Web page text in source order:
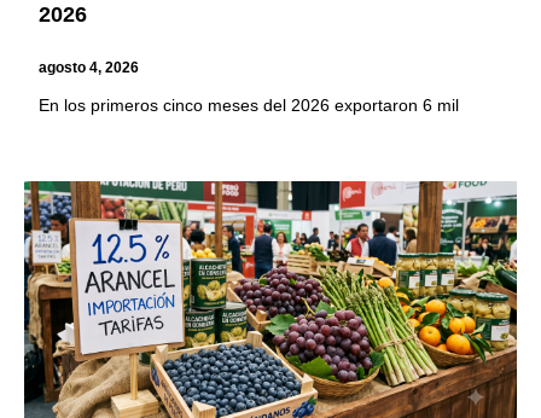
2026
agosto 4, 2026
En los primeros cinco meses del 2026 exportaron 6 mil